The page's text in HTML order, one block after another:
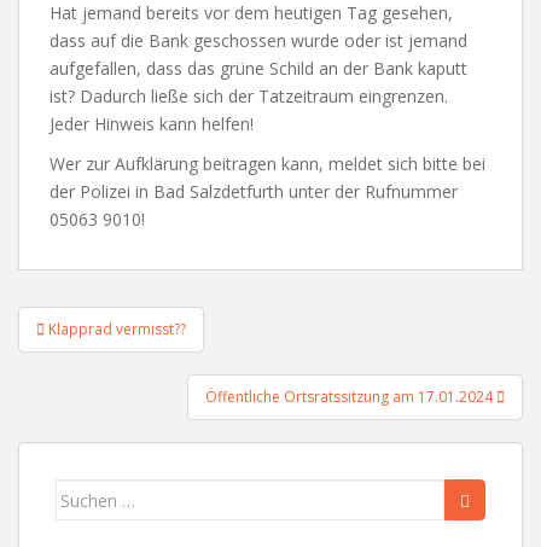
Hat jemand bereits vor dem heutigen Tag gesehen,
dass auf die Bank geschossen wurde oder ist jemand
aufgefallen, dass das grüne Schild an der Bank kaputt
ist? Dadurch ließe sich der Tatzeitraum eingrenzen.
Jeder Hinweis kann helfen!
Wer zur Aufklärung beitragen kann, meldet sich bitte bei
der Polizei in Bad Salzdetfurth unter der Rufnummer
05063 9010!
Beitragsnavigation
Klapprad vermisst??
Öffentliche Ortsratssitzung am 17.01.2024
Suchen